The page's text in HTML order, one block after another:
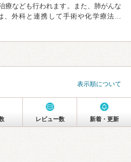
療なども行われます。また、肺がんな
、外科と連携して手術や化学療法…
表示順について
レビュー数 新着・更新